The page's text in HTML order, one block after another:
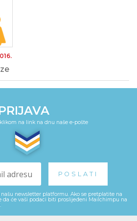
na link na dnu naše e-pošte
newsletter platformu. Ako se pretplatite na
da će vaši podaci biti proslijeđeni Mailchimpu na
.